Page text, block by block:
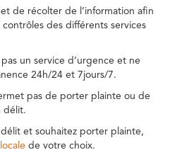
de récolter de l’information afin
des différents services
un service d’urgence et ne
24h/24 et 7jours/7.
pas de porter plainte ou de
délit.
et souhaitez porter plainte,
de votre choix.